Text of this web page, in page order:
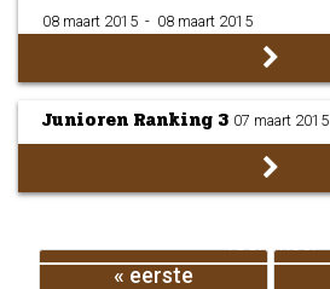
Toon meer
08 maart 2015 ­ - ­ 08 maart 2015
Junioren Ranking 3 07 maart 2015
Pagina's
« eerste